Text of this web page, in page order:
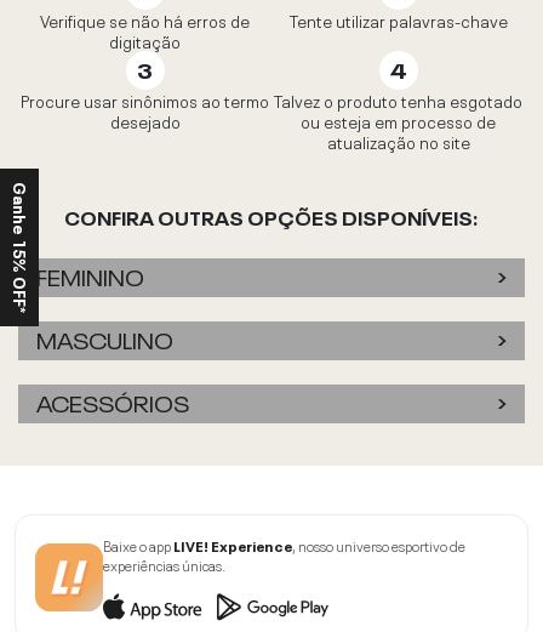
Verifique se não há erros de
digitação
Tente utilizar palavras-chave
Procure usar sinônimos ao termo
desejado
Talvez o produto tenha esgotado
ou esteja em processo de
atualização no site
CONFIRA OUTRAS OPÇÕES DISPONÍVEIS:
FEMININO
MASCULINO
ACESSÓRIOS
Baixe o appLIVE! Experience, nosso universo esportivo de
experiências únicas.
Ganhe 15% OFF*